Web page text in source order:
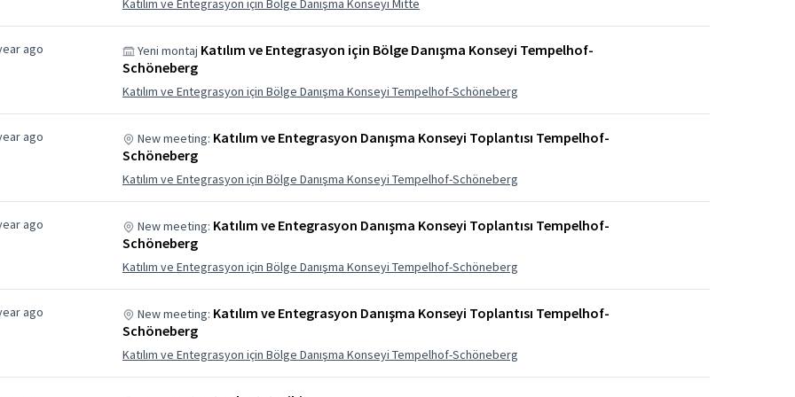
ago Yeni montaj Katılım ve Entegrasyon için Bölge Danışma Konseyi Tempelhof-
Schöneberg
Katılım ve Entegrasyon için Bölge Danışma Konseyi Tempelhof-Schöneberg
ago New meeting: Katılım ve Entegrasyon Danışma Konseyi Toplantısı Tempelhof-
Schöneberg
Katılım ve Entegrasyon için Bölge Danışma Konseyi Tempelhof-Schöneberg
ago New meeting: Katılım ve Entegrasyon Danışma Konseyi Toplantısı Tempelhof-
Schöneberg
Katılım ve Entegrasyon için Bölge Danışma Konseyi Tempelhof-Schöneberg
ago New meeting: Katılım ve Entegrasyon Danışma Konseyi Toplantısı Tempelhof-
Schöneberg
Katılım ve Entegrasyon için Bölge Danışma Konseyi Tempelhof-Schöneberg